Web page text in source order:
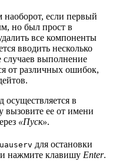
наоборот, если первый
но был прост в
все компоненты
вводить несколько
выполнение
от различных ошибок,
в
вызовите ее от имени
«Пуск».
для остановки
нажмите клавишу Enter.